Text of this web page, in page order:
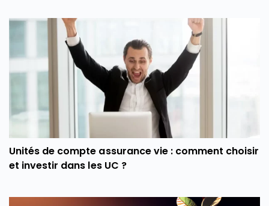
Unités de compte assurance vie : comment choisir
et investir dans les UC ?